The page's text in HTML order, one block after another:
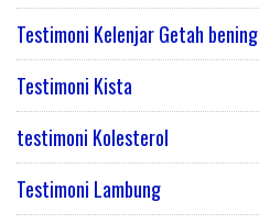
Testimoni Kelenjar Getah bening
Testimoni Kista
testimoni Kolesterol
Testimoni Lambung